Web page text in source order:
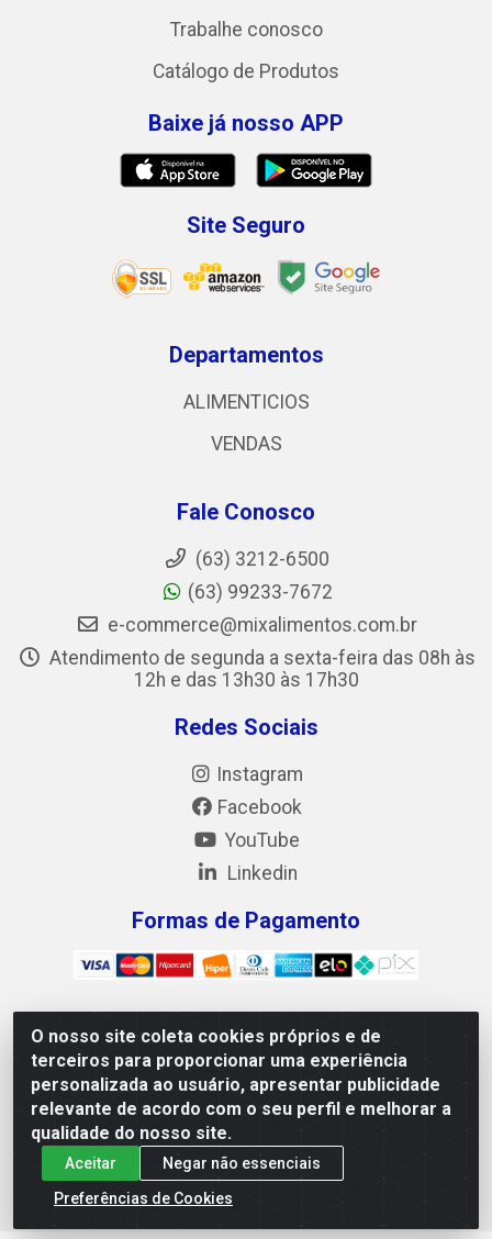
O nosso site coleta cookies próprios e de
terceiros para proporcionar uma experiência
personalizada ao usuário, apresentar publicidade
relevante de acordo com o seu perfil e melhorar a
qualidade do nosso site.
Aceitar
Negar não essenciais
Preferências de Cookies
Trabalhe conosco
Catálogo de Produtos
Baixe já nosso APP
Site Seguro
Departamentos
ALIMENTICIOS
VENDAS
Fale Conosco
(63) 3212-6500
(63) 99233-7672
e-commerce@mixalimentos.com.br
Atendimento de segunda a sexta-feira das 08h às
12h e das 13h30 às 17h30
Redes Sociais
Instagram
Facebook
YouTube
Linkedin
Formas de Pagamento
Mix Alimentos LTDA - Quadra Asr Ne 55 (412 Norte), Alameda
02, S/N - Plano Diretor Norte, Palmas/TO - CEP 77.006-540 -
CNPJ 05.922.500/0001-02